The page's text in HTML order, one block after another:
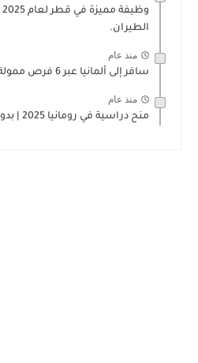
الطيران.
منذ عام
سافر إلى ألمانيا عبر 6 فرص ممولة بالكامل من بلدك.
منذ عام
منح دراسية في رومانيا 2025 | بدون الحاجة لشهادة لغة...